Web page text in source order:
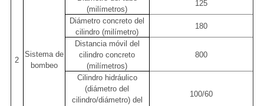
2
Sistema de
bombeo
(milímetros)
125
Diámetro concreto del
cilindro (milímetro)
180
Distancia móvil del
cilindro concreto
(milímetros)
800
Cilindro hidráulico
(diámetro del
cilindro/diámetro) del
100/60